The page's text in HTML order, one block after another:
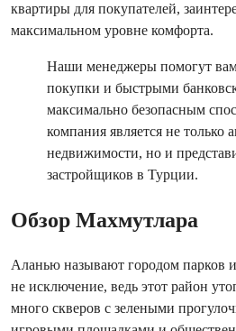
квартиры для покупателей,
максимальном уровне комфорта.
Наши менеджеры помогут
покупки и быстрыми
максимально безопасным
компания является не только
недвижимости, но и
застройщиков в Турции.
Обзор Махмутлара
Аланью называют городом парков
не исключение, ведь этот район
много скверов с зелеными